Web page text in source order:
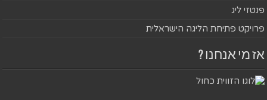
פנטזי ליג
פרויקט פתיחת הליגה הישראלית
אז מי אנחנו ?